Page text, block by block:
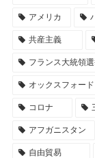
アメリカ
共産主義
フランス大統領
オックスフォー
コロナ
アフガニスタン
自由貿易